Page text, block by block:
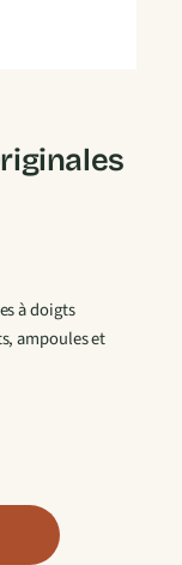
à doigts
ampoules et